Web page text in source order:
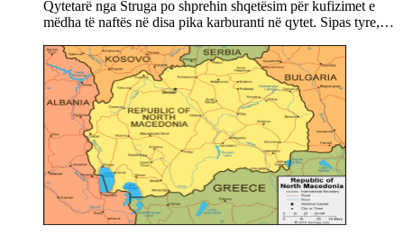
Qytetarë nga Struga po shprehin shqetësim për kufizimet e
mëdha të naftës në disa pika karburanti në qytet. Sipas tyre,…